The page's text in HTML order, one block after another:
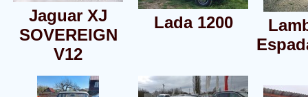
Jaguar XJ
SOVEREIGN
V12
Lada 1200